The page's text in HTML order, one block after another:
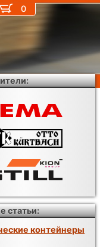
0
статьи:
контейнеры